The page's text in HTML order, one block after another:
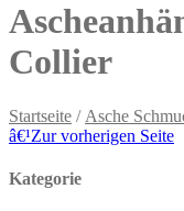
Collier
Startseite / Asche
â€¹Zur vorherigen Seite
Kategorie